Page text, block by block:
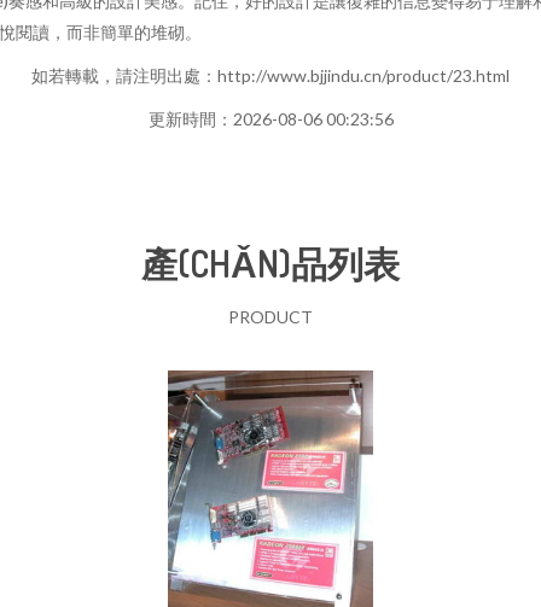
閱讀，而非簡單的堆砌。
如若轉載，請注明出處：http://www.bjjindu.cn/product/23.html
更新時間：2026-08-06 00:23:56
產(CHǍN)品列表
PRODUCT